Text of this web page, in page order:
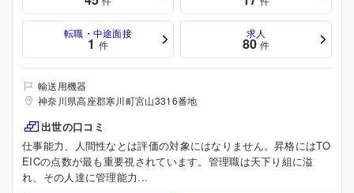
転職・中途面接
1 件
求人
80 件
輸送用機器
神奈川県高座郡寒川町宮山3316番地
出世の口コミ
仕事能力、人間性なとは評価の対象にはなりません。昇格にはTO
EICの点数が最も重要視されています。管理職は天下り組に溢
れ、その人達に管理能力...